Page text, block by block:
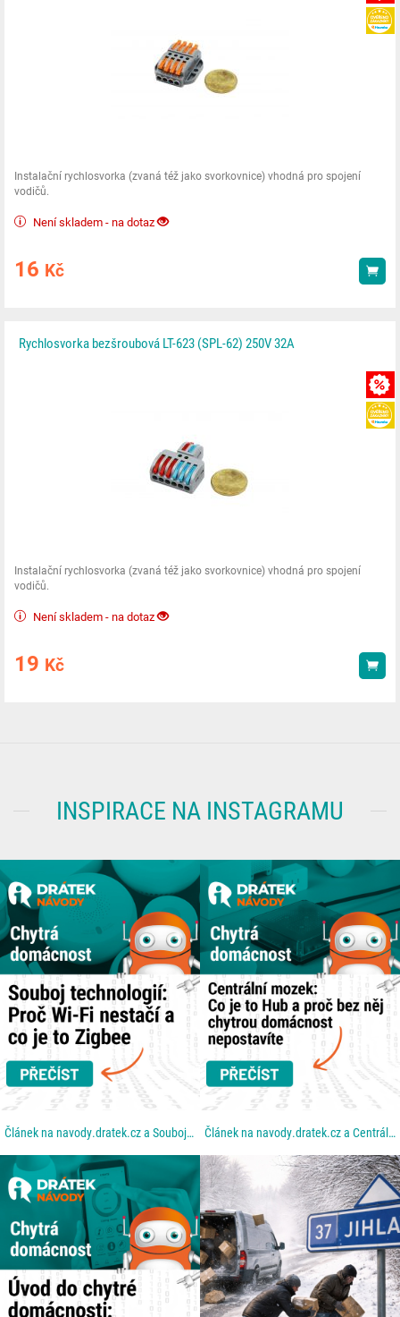
Instalační rychlosvorka (zvaná též jako svorkovnice) vhodná pro spojení
vodičů.
Není skladem - na dotaz
16 Kč
Rychlosvorka bezšroubová LT-623 (SPL-62) 250V 32A
Instalační rychlosvorka (zvaná též jako svorkovnice) vhodná pro spojení
vodičů.
Není skladem - na dotaz
19 Kč
INSPIRACE NA INSTAGRAMU
Článek na navody.dratek.cz a Souboj technologií: Proč Wi-Fi nestačí a co je to Zigbee. Odkaz také v... Článek na navody.dratek.cz a Centrální mozek: Co je to Hub a proč bez něj chytrou domácnost...